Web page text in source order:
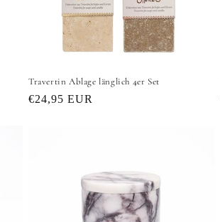
Travertin Ablage länglich 4er Set
Normaler
€24,95 EUR